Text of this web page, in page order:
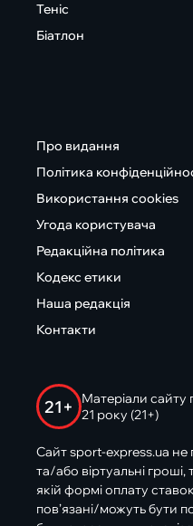
Теніс
Біатлон
Про видання
Політика
Використання cookies
Угода користувача
Редакційна політика
Кодекс етики
Наша редакція
Контакти
21+
Матеріали сайту
21 року (21+)
Сайт sport-express.ua не
та/або віртуальні
якій формі оплату
пов’язані/можуть бути